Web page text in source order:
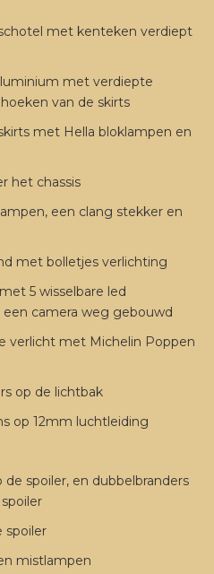
met kenteken verdiept
met verdiepte
van de skirts
met Hella bloklampen en
het chassis
een clang stekker en
met bolletjes verlichting
5 wisselbare led
camera weg gebouwd
verlicht met Michelin Poppen
op de lichtbak
op 12mm luchtleiding
spoiler, en dubbelbranders
spoiler
mistlampen